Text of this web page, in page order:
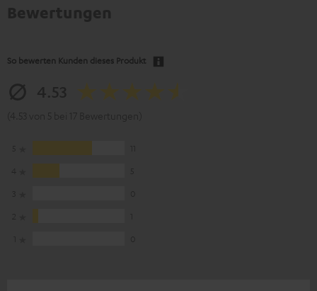
So bewerten Kunden dieses Produkt